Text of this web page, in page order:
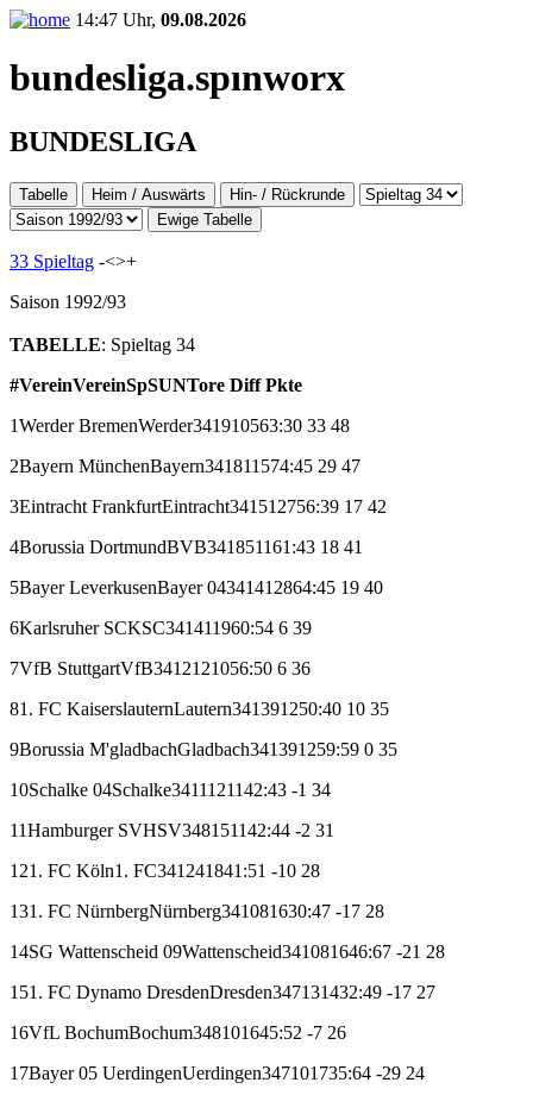
14:47 Uhr, 09.08.2026
bundesliga.spınworx
BUNDESLIGA
Tabelle Heim / Auswärts
Hin- / Rückrunde
Ewige Tabelle
33 Spieltag -<>+
Saison 1992/93
TABELLE: Spieltag 34
#VereinVereinSpSUNTore Diff Pkte
1Werder BremenWerder341910563:30 33 48
2Bayern MünchenBayern341811 574:45 29 47
3Eintracht FrankfurtEintracht341512756:39 17 42
4Borussia DortmundBVB341851161:43 18 41
5Bayer LeverkusenBayer 04341412864:45 19 40
6Karlsruher SCKSC341411960:54 6 39
7VfB StuttgartVfB3412121056:50 6 36
81. FC KaiserslauternLautern341391250:40 10 35
9Borussia M'gladbachGladbach341391259:59 0 35
10Schalke 04Schalke3411121142:43 -1 34
11Hamburger SVHSV348151142:44 -2 31
121. FC Köln1. FC341241841:51 -10 28
131. FC NürnbergNürnberg341081630:47 -17 28
14SG Wattenscheid 09Wattenscheid341081646:67 -21 28
151. FC Dynamo DresdenDresden347131432:49 -17 27
16VfL BochumBochum348101645:52 -7 26
17Bayer 05 UerdingenUerdingen347101735:64 -29 24